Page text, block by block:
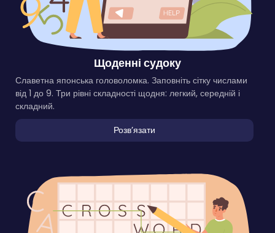
Щоденні судоку
Славетна японська головоломка. Заповніть сітку числами
від 1 до 9. Три рівні складності щодня: легкий, середній і
складний.
Розвʼязати